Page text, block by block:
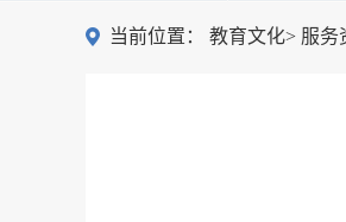
当前位置： 教育文化> 服务